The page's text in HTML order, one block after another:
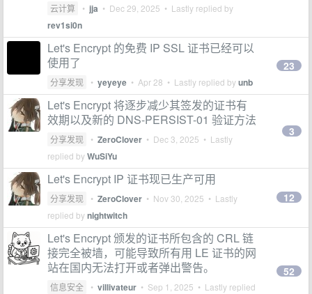
云计算 • jja • Dec 29, 2025 • Lastly replied by
rev1si0n
Let's Encrypt 的免费 IP SSL 证书已经可以
使用了
分享发现 • yeyeye • Apr 28 • Lastly replied byunb
23
Let's Encrypt 将逐步减少其签发的证书有
效期以及新的 DNS-PERSIST-01 验证方法
分享发现 • ZeroClover • Dec 3, 2025 • Lastly
replied byWuSiYu
3
Let's Encrypt IP 证书现已生产可用
分享发现 • ZeroClover • Nov 30, 2025 • Lastly
replied bynightwitch
12
Let's Encrypt 颁发的证书所包含的 CRL 链
接完全被墙，可能导致所有用 LE 证书的网
站在国内无法打开或者弹出警告。
信息安全 • villivateur • Sep 1, 2025 • Lastly replied
52